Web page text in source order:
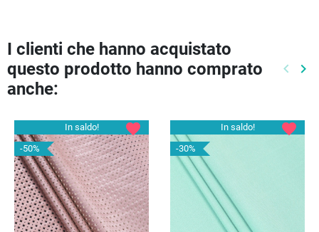
I clienti che hanno acquistato
questo prodotto hanno comprato
anche:
keyboard_arrow_left keyboard_arrow_right
In saldo!
-50%
favorite
In saldo!
-30%
favorite